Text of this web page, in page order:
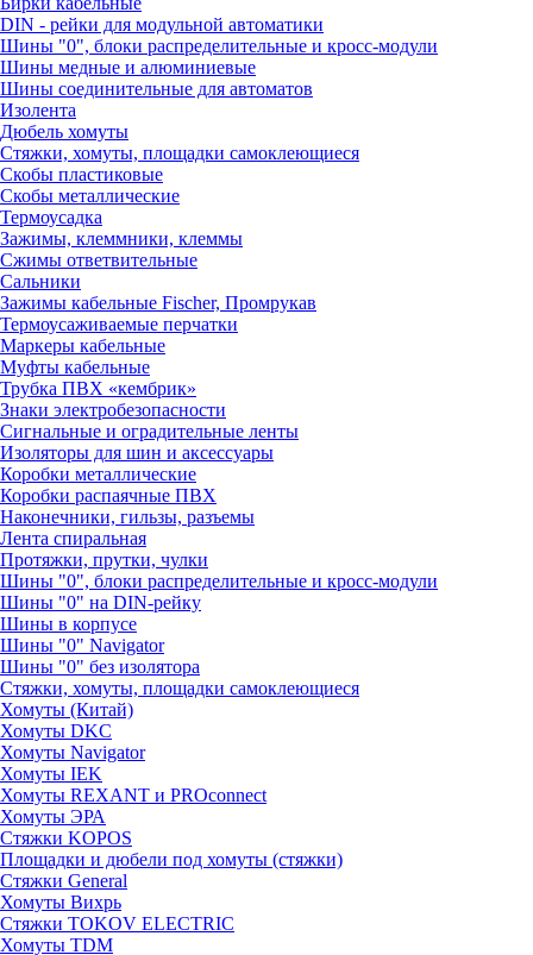
DIN - рейки для модульной автоматики
Шины "0", блоки распределительные и кросс-модули
Шины медные и алюминиевые
Шины соединительные для автоматов
Изолента
Дюбель хомуты
Стяжки, хомуты, площадки самоклеющиеся
Скобы пластиковые
Скобы металлические
Термоусадка
Зажимы, клеммники, клеммы
Сжимы ответвительные
Сальники
Зажимы кабельные Fischer, Промрукав
Термоусаживаемые перчатки
Маркеры кабельные
Муфты кабельные
Трубка ПВХ «кембрик»
Знаки электробезопасности
Сигнальные и оградительные ленты
Изоляторы для шин и аксессуары
Коробки металлические
Коробки распаячные ПВХ
Наконечники, гильзы, разъемы
Лента спиральная
Протяжки, прутки, чулки
Шины "0", блоки распределительные и кросс-модули
Шины "0" на DIN-рейку
Шины в корпусе
Шины "0" Navigator
Шины "0" без изолятора
Стяжки, хомуты, площадки самоклеющиеся
Хомуты (Китай)
Хомуты DKC
Хомуты Navigator
Хомуты IEK
Хомуты REXANT и PROconnect
Хомуты ЭРА
Стяжки KOPOS
Площадки и дюбели под хомуты (стяжки)
Стяжки General
Хомуты Вихрь
Стяжки TOKOV ELECTRIC
Хомуты TDM